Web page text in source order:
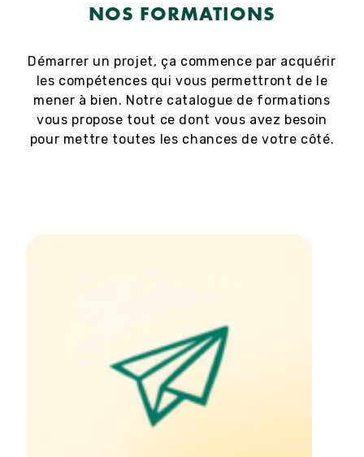
NOS FORMATIONS
Démarrer un projet, ça commence par acquérir
les compétences qui vous permettront de le
mener à bien. Notre catalogue de formations
vous propose tout ce dont vous avez besoin
pour mettre toutes les chances de votre côté.